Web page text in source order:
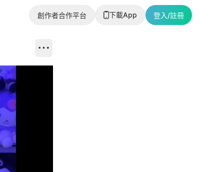
創作者合作平台 下載App 登入/註冊